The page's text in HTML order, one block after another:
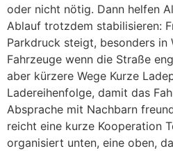
oder nicht nötig. Dann helfen
Ablauf trotzdem stabilisieren:
Parkdruck steigt, besonders in
Fahrzeuge wenn die Straße
aber kürzere Wege Kurze
Ladereihenfolge, damit das
Absprache mit Nachbarn
reicht eine kurze Kooperation
organisiert unten, eine oben,